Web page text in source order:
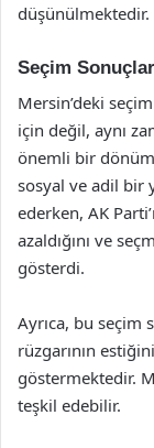
düşünülmektedir.
Seçim
Mersin’deki
için değil, aynı
önemli bir dönüm
sosyal ve adil bir
ederken, AK
azaldığını ve
gösterdi.
Ayrıca, bu seçim
rüzgarının
göstermektedir.
teşkil edebilir.